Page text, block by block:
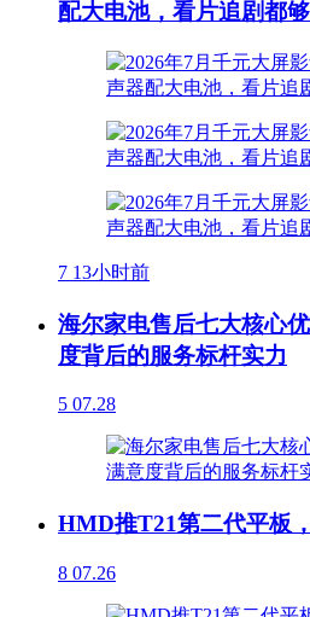
配大电池，看片追剧都
7 13小时前
海尔家电售后七大核心
度背后的服务标杆实力
5 07.28
HMD推T21第二代平板
8 07.26